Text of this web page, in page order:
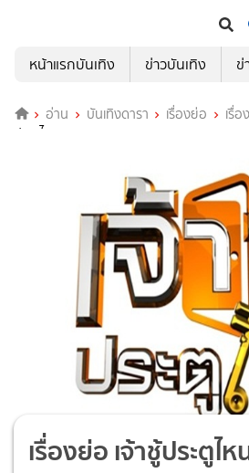
หน้าแรกบันเทิง
ข่าวบันเทิง ข่
อ่าน บันเทิงดารา เรื่องย่อ เรื่
ประตูไหน
เรื่องย่อ เจ้าชู้ประตูไห